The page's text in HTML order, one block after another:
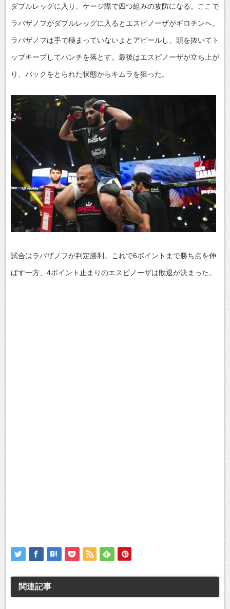
ダブルレッグに入り、ケージ際で四つ組みの攻防になる。ここで
ラバザノフがダブルレッグに入るとエスピノーザがギロチンへ。
ラバザノフは手で極まっていないよとアピールし、頭を抜いてト
ップキープしてパンチを落とす。最後はエスピノーザが立ち上が
り、バックをとられた状態からキムラを狙った。
試合はラバザノフが判定勝利。これで6ポイントまで勝ち点を伸
ばす一方、4ポイント止まりのエスピノーザは敗退が決まった。
関連記事